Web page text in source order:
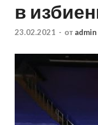
в
23.02.2021 - от admin